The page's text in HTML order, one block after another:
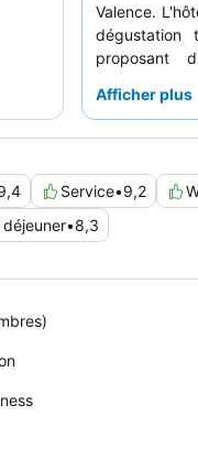
Valence.
proposant
qui se
Afficher plus
Service•9,2
déjeuner•8,3